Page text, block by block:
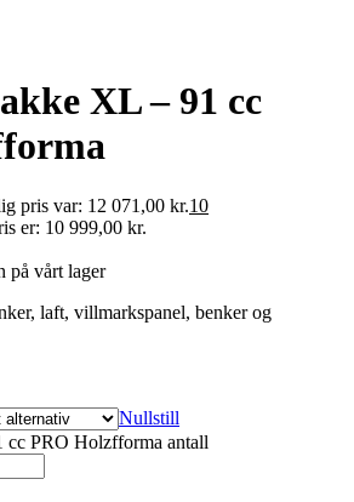
XL – 91 cc
pris var: 12 071,00 kr.10
er: 10 999,00 kr.
på vårt lager
laft, villmarkspanel, benker og
Nullstill
cc PRO Holzfforma antall